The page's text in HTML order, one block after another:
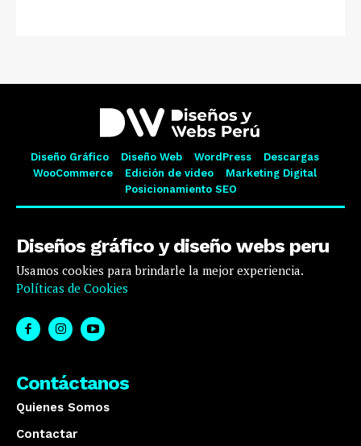
Diseño Gráfico Diseño Web WordPress
Descargas
WooCommerce
Edición de video
Marketing Digital
Posicionamiento SEO
Diseños gráfico y diseño webs peru
Usamos cookies para brindarle la mejor experiencia.
Políticas de Cookies
Contáctanos
Quienes Somos
Contactar